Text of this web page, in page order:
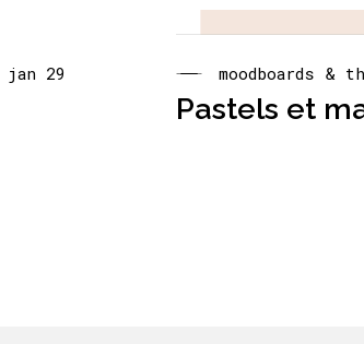
jan 29 moodboards &
Pastels et